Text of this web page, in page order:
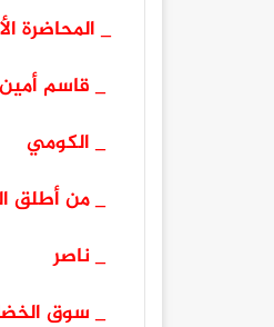
_ المحاضرة
_ قاسم أمين
_ الكومي
_ من أطلق
_ ناصر
_ سوق